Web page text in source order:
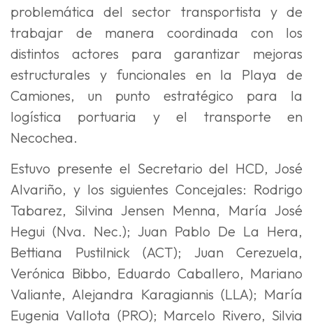
problemática del sector transportista y de
trabajar de manera coordinada con los
distintos actores para garantizar mejoras
estructurales y funcionales en la Playa de
Camiones, un punto estratégico para la
logística portuaria y el transporte en
Necochea.
Estuvo presente el Secretario del HCD, José
Alvariño, y los siguientes Concejales: Rodrigo
Tabarez, Silvina Jensen Menna, María José
Hegui (Nva. Nec.); Juan Pablo De La Hera,
Bettiana Pustilnick (ACT); Juan Cerezuela,
Verónica Bibbo, Eduardo Caballero, Mariano
Valiante, Alejandra Karagiannis (LLA); María
Eugenia Vallota (PRO); Marcelo Rivero, Silvia